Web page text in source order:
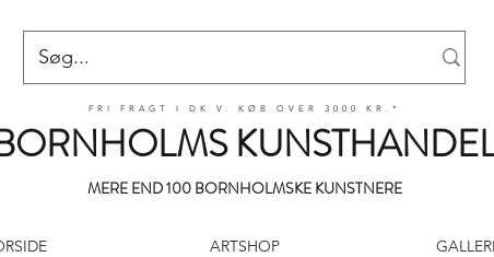
FRI FRAGT I DK V. KØB OVER 3000 KR.*
MERE END 100 BORNHOLMSKE KUNSTNERE
ARTSHOP